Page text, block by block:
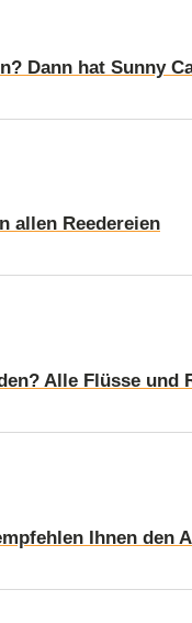
Dann hat Sunny
allen Reedereien
Alle Flüsse und
Ihnen den